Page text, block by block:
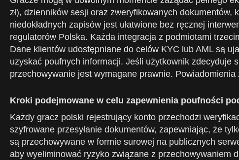
zł), dzienników sesji oraz zweryfikowanych
niedokładnych zapisów jest ułatwione bez ręcznej
regulatorów Polska. Każda integracja z podmiotami
Dane klientów udostępniane do celów KYC lub AML są
uzyskać poufnych informacji. Jeśli użytkownik zdecyduje
przechowywanie jest wymagane prawnie.
Kroki podejmowane w celu zapewnienia poufności
Każdy gracz polski rejestrujący konto przechodzi
szyfrowane przesyłanie dokumentów, zapewniając, że
są przechowywane w formie surowej na publicznych
aby wyeliminować ryzyko związane z przechowywaniem